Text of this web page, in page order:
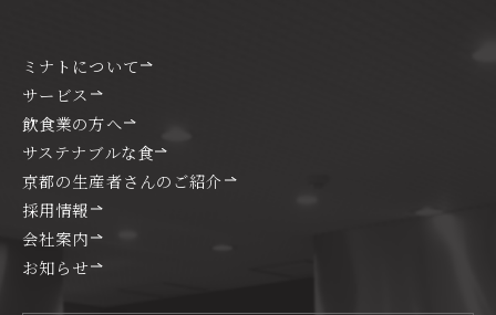
ミナトについて
サービス
飲食業の方へ
サステナブルな食
京都の生産者さんのご紹介
採用情報
会社案内
お知らせ